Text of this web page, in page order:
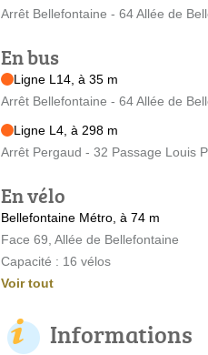
Arrêt Bellefontaine - 64 Allée de
En bus
Ligne L14, à 35 m
Arrêt Bellefontaine - 64 Allée de
Ligne L4, à 298 m
Arrêt Pergaud - 32 Passage Louis
En vélo
Bellefontaine Métro, à 74 m
Face 69, Allée de Bellefontaine
Capacité : 16 vélos
Voir tout
Informations